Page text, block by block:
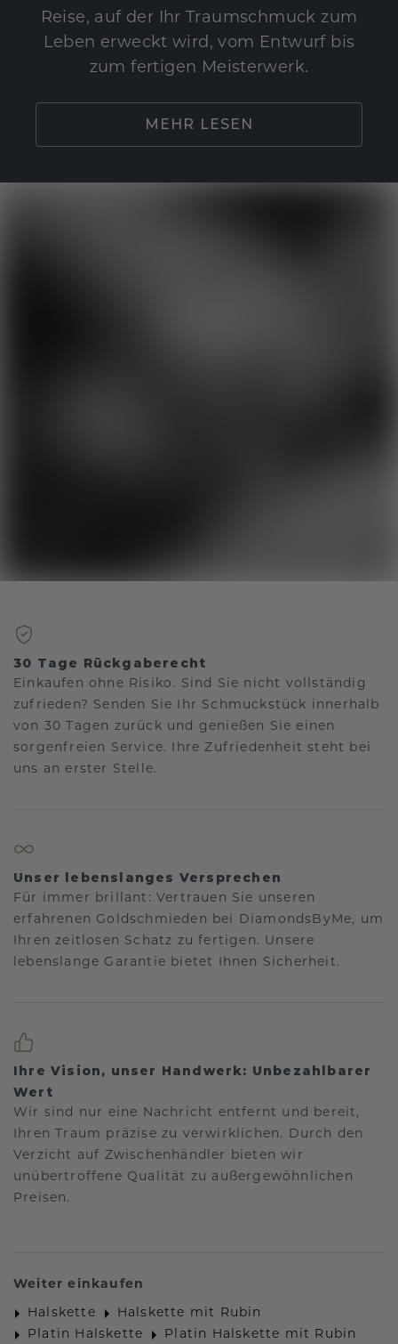
Reise, auf der Ihr Traumschmuck zum
Leben erweckt wird, vom Entwurf bis
zum fertigen Meisterwerk.
MEHR LESEN
30 Tage Rückgaberecht
Einkaufen ohne Risiko. Sind Sie nicht vollständig
zufrieden? Senden Sie Ihr Schmuckstück innerhalb
von 30 Tagen zurück und genießen Sie einen
sorgenfreien Service. Ihre Zufriedenheit steht bei
uns an erster Stelle.
Unser lebenslanges Versprechen
Für immer brillant: Vertrauen Sie unseren
erfahrenen Goldschmieden bei DiamondsByMe, um
Ihren zeitlosen Schatz zu fertigen. Unsere
lebenslange Garantie bietet Ihnen Sicherheit.
Ihre Vision, unser Handwerk: Unbezahlbarer
Wert
Wir sind nur eine Nachricht entfernt und bereit,
Ihren Traum präzise zu verwirklichen. Durch den
Verzicht auf Zwischenhändler bieten wir
unübertroffene Qualität zu außergewöhnlichen
Preisen.
Weiter einkaufen
Halskette
Halskette mit Rubin
Platin Halskette
Platin Halskette mit Rubin